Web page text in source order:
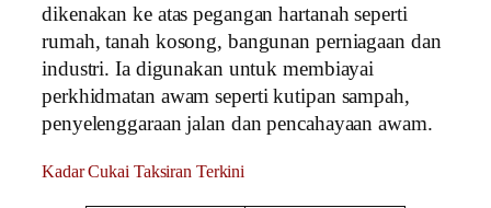
dikenakan ke atas pegangan hartanah seperti
rumah, tanah kosong, bangunan perniagaan dan
industri. Ia digunakan untuk membiayai
perkhidmatan awam seperti kutipan sampah,
penyelenggaraan jalan dan pencahayaan awam.
Kadar Cukai Taksiran Terkini